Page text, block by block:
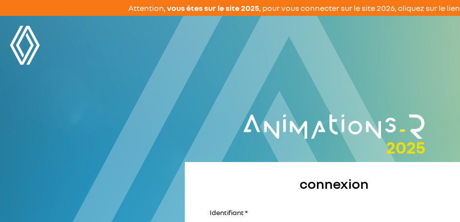
Attention,vous êtes sur le site 2025, pour vous connecter sur le site 2026, cliquez sur le lien
connexion
Identifiant